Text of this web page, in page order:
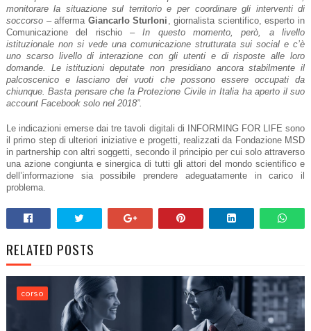
monitorare la situazione sul territorio e per coordinare gli interventi di
soccorso– afferma Giancarlo Sturloni , giornalista scientifico, esperto in
Comunicazione del rischio –In questo momento, però, a livello
istituzionale non si vede una comunicazione strutturata sui social e c’è
uno scarso livello di interazione con gli utenti e di risposte alle loro
domande. Le istituzioni deputate non presidiano ancora stabilmente il
palcoscenico e lasciano dei vuoti che possono essere occupati da
chiunque. Basta pensare che la Protezione Civile in Italia ha aperto il suo
account Facebook solo nel 2018”.
Le indicazioni emerse dai tre tavoli digitali di INFORMING FOR LIFE sono
il primo step di ulteriori iniziative e progetti, realizzati da Fondazione MSD
in partnership con altri soggetti, secondo il principio per cui solo attraverso
una azione congiunta e sinergica di tutti gli attori del mondo scientifico e
dell’informazione sia possibile prendere adeguatamente in carico il
problema.
RELATED POSTS
corso